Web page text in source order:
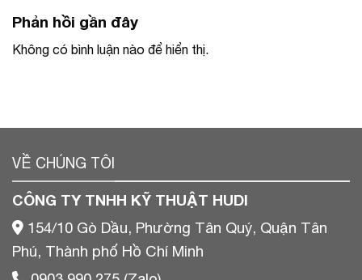
Phản hồi gần đây
Không có bình luận nào để hiển thị.
VỀ CHÚNG TÔI
CÔNG TY TNHH KỸ THUẬT HUDI
154/10 Gò Dầu, Phường Tân Quý, Quận Tân
Phú, Thành phố Hồ Chí Minh